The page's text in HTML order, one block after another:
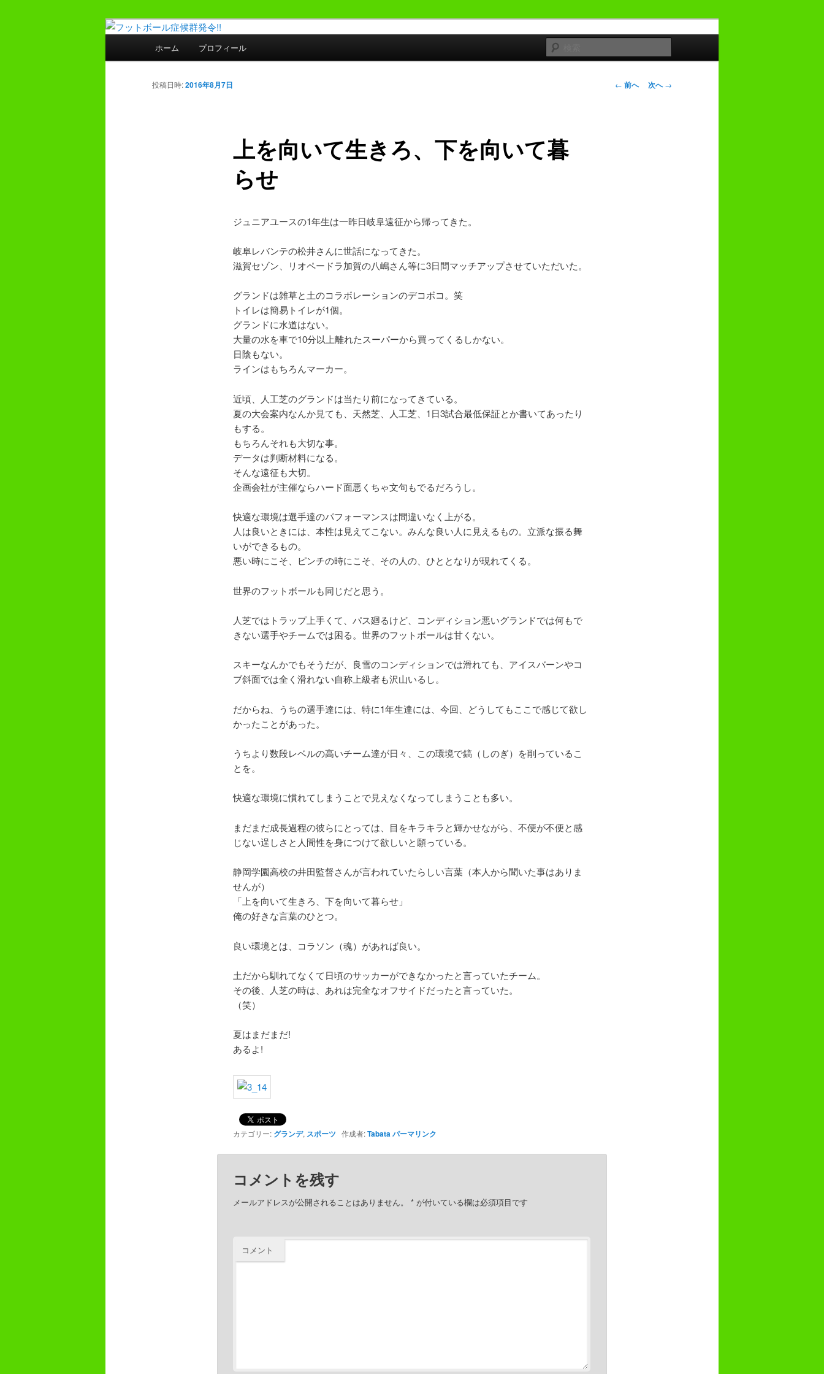
フットボール症候群発令!!
プレーヤー48年・監督30年のおやじが勝手にサッカーの事書いています。
索
ホーム プロフィール
投
← 前へ 次へ→
上を向いて生きろ、下を向いて暮
らせ
投稿日時:2016年8月7日
ジュニアユースの1年生は一昨日岐阜遠征から帰ってきた。
岐阜レバンテの松井さんに世話になってきた。
滋賀セゾン、リオペードラ加賀の八嶋さん等に3日間マッチアップさせていただいた。
グランドは雑草と土のコラボレーションのデコボコ。笑
トイレは簡易トイレが1個。
グランドに水道はない。
大量の水を車で10分以上離れたスーパーから買ってくるしかない。
日陰もない。
ラインはもちろんマーカー。
近頃、人工芝のグランドは当たり前になってきている。
夏の大会案内なんか見ても、天然芝、人工芝、1日3試合最低保証とか書いてあったり
もする。
もちろんそれも大切な事。
データは判断材料になる。
そんな遠征も大切。
企画会社が主催ならハード面悪くちゃ文句もでるだろうし。
快適な環境は選手達のパフォーマンスは間違いなく上がる。
人は良いときには、本性は見えてこない。みんな良い人に見えるもの。立派な振る舞
いができるもの。
悪い時にこそ、ピンチの時にこそ、その人の、ひととなりが現れてくる。
世界のフットボールも同じだと思う。
人芝ではトラップ上手くて、パス廻るけど、コンディション悪いグランドでは何もで
きない選手やチームでは困る。世界のフットボールは甘くない。
スキーなんかでもそうだが、良雪のコンディションでは滑れても、アイスバーンやコ
ブ斜面では全く滑れない自称上級者も沢山いるし。
だからね、うちの選手達には、特に1年生達には、今回、どうしてもここで感じて欲し
かったことがあった。
うちより数段レベルの高いチーム達が日々、この環境で鎬（しのぎ）を削っているこ
とを。
快適な環境に慣れてしまうことで見えなくなってしまうことも多い。
まだまだ成長過程の彼らにとっては、目をキラキラと輝かせながら、不便が不便と感
じない逞しさと人間性を身につけて欲しいと願っている。
静岡学園高校の井田監督さんが言われていたらしい言葉（本人から聞いた事はありま
せんが）
「上を向いて生きろ、下を向いて暮らせ」
俺の好きな言葉のひとつ。
良い環境とは、コラソン（魂）があれば良い。
土だから馴れてなくて日頃のサッカーができなかったと言っていたチーム。
その後、人芝の時は、あれは完全なオフサイドだったと言っていた。
（笑）
夏はまだまだ!
あるよ!
カテゴリー: グランデ, スポーツ作成者:Tabataパーマリンク
コメントを残す
メールアドレスが公開されることはありません。 *が付いている欄は必須項目です
コメント